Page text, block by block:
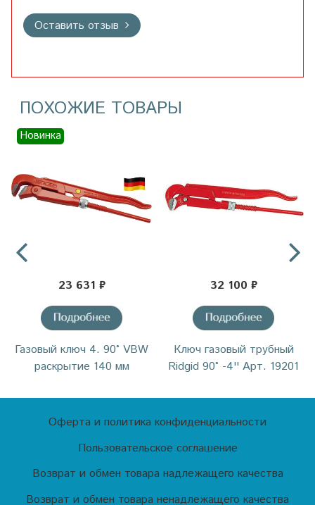
Оставить отзыв
ПОХОЖИЕ ТОВАРЫ
Новинка
23 631 ₽
Газовый ключ 4. 90˚ VBW
раскрытие 140 мм
32 100 ₽
Ключ газовый трубный
Ridgid 90° -4'' Арт. 19201
Оферта и политика конфиденциальности
Пользовательское соглашение
Возврат и обмен товара надлежащего качества
Возврат и обмен товара ненадлежащего качества